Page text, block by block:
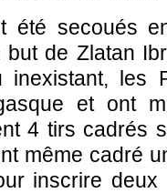
été secoués
de Zlatan
les
et ont
4 tirs cadrés
même cadré
inscrire deux